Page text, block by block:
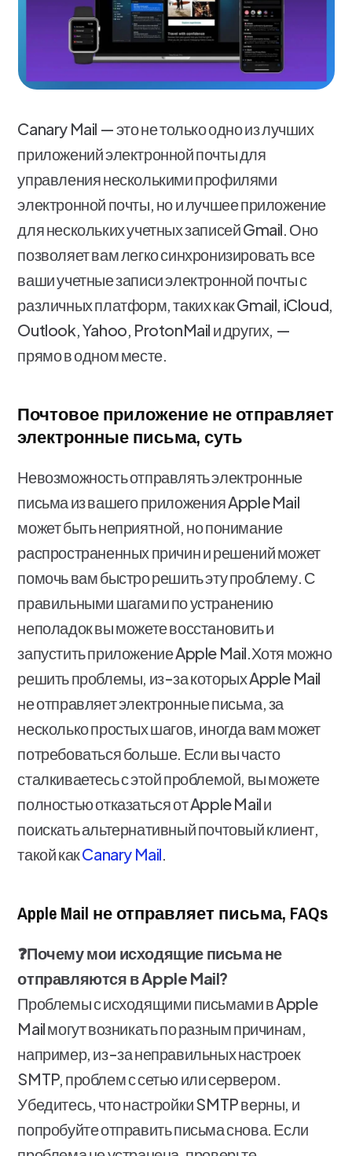
Canary Mail — это не только одно из лучших
приложений электронной почты для
управления несколькими профилями
электронной почты, но и лучшее приложение
для нескольких учетных записей Gmail. Оно
позволяет вам легко синхронизировать все
ваши учетные записи электронной почты с
различных платформ, таких как Gmail, iCloud,
Outlook, Yahoo, ProtonMail и других, —
прямо в одном месте.
Почтовое приложение не отправляет
электронные письма, суть
Невозможность отправлять электронные
письма из вашего приложения Apple Mail
может быть неприятной, но понимание
распространенных причин и решений может
помочь вам быстро решить эту проблему. С
правильными шагами по устранению
неполадок вы можете восстановить и
запустить приложение Apple Mail.Хотя можно
решить проблемы, из-за которых Apple Mail
не отправляет электронные письма, за
несколько простых шагов, иногда вам может
потребоваться больше. Если вы часто
сталкиваетесь с этой проблемой, вы можете
полностью отказаться от Apple Mail и
поискать альтернативный почтовый клиент,
такой какCanary Mail.
Apple Mail не отправляет письма, FAQs
❓Почему мои исходящие письма не
отправляются в Apple Mail?
Проблемы с исходящими письмами в Apple
Mail могут возникать по разным причинам,
например, из-за неправильных настроек
SMTP, проблем с сетью или сервером.
Убедитесь, что настройки SMTP верны, и
попробуйте отправить письма снова. Если